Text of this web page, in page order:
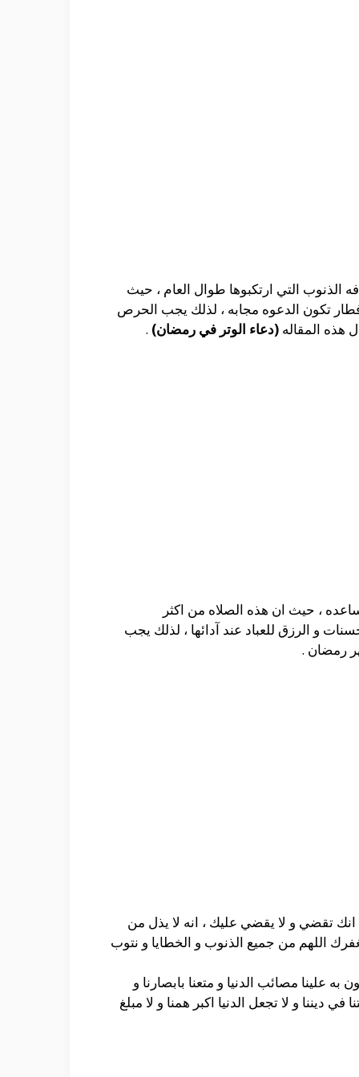
التي ارتكبوها طوال العام ، حيث
تكون الدعوه مجابه ، لذلك يجب الحرص
المقاله (دعاء الوتر في رمضان) .
، حيث ان هذه الصلاه من اكثر
و الرزق للعباد عند آدائها ، لذلك يجب
رمضان .
انك تقضي و لا يقضي عليك ، انه لا يذل من
اللهم من جميع الذنوب و الخطايا و نتوب
علينا مصائب الدنيا و متعنا بابصارنا و
ديننا و لا تجعل الدنيا اكبر همنا و لا مبلغ